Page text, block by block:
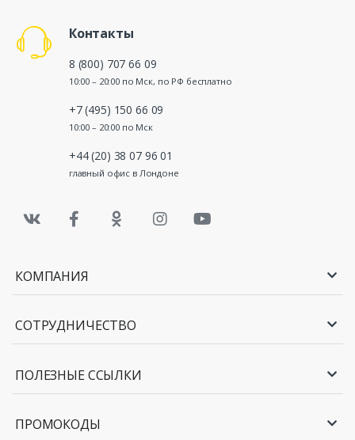
Контакты
8 (800) 707 66 09
10:00 – 20:00 по Мск, по РФ бесплатно
+7 (495) 150 66 09
10:00 – 20:00 по Мск
+44 (20) 38 07 96 01
главный офис в Лондоне
КОМПАНИЯ
СОТРУДНИЧЕСТВО
ПОЛЕЗНЫЕ ССЫЛКИ
ПРОМОКОДЫ